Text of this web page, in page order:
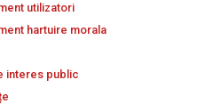
utilizatori
hartuire morala
interes public